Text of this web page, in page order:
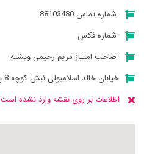
شماره تماس 88103480
شماره فکس
صاحب امتیاز مریم رحیمی ویشته
خیابان خالد اسلامبولی نبش کوچه 8 پلاک4 طبقه 5 واحد 10
اطلاعات بر روی نقشه وارد نشده است